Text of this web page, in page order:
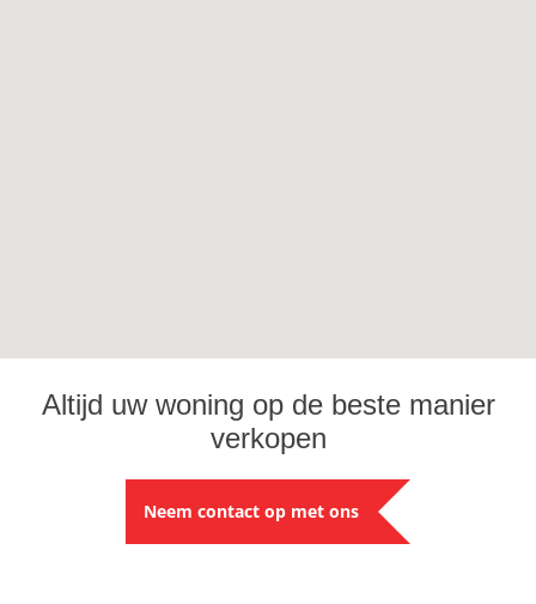
Altijd uw woning op de beste manier
verkopen
Neem contact op met ons